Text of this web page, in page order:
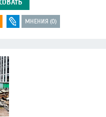
МНЕНИЯ (0)